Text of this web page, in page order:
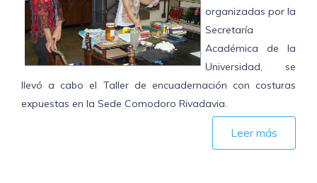
organizadas por la
Secretaría
Académica de la
Universidad, se
llevó a cabo el Taller de encuadernación con costuras
expuestas en la Sede Comodoro Rivadavia.
Leer más